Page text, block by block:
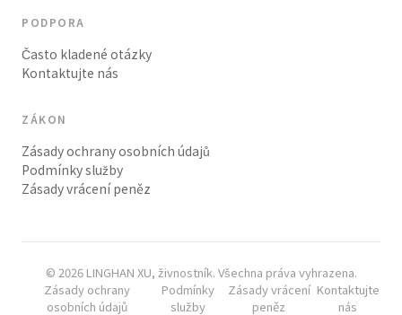
PODPORA
Často kladené otázky
Kontaktujte nás
ZÁKON
Zásady ochrany osobních údajů
Podmínky služby
Zásady vrácení peněz
© 2026 LINGHAN XU, živnostník. Všechna práva vyhrazena.
Zásady ochrany
osobních údajů
Podmínky
služby
Zásady vrácení
peněz
Kontaktujte
nás